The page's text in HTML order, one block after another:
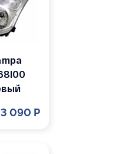
090 Р